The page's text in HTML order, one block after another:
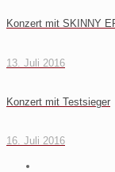
Konzert mit SKINNY
13. Juli 2016
Konzert mit Testsieger
16. Juli 2016